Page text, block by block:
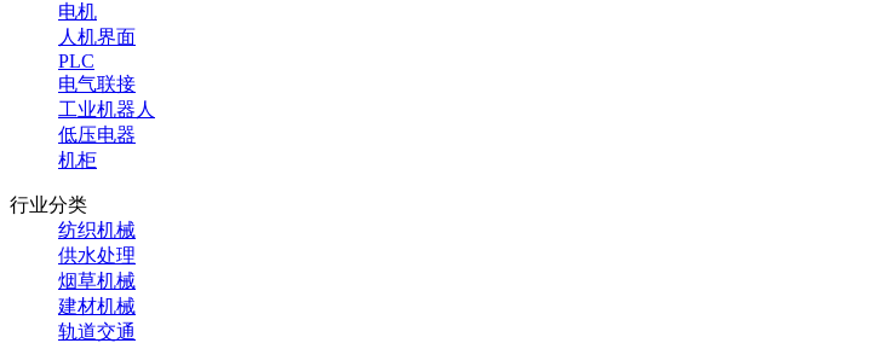
电机
人机界面
PLC
电气联接
工业机器人
低压电器
机柜
行业分类
纺织机械
供水处理
烟草机械
建材机械
轨道交通